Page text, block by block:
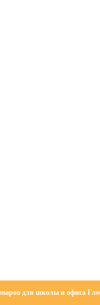
для школы и офиса